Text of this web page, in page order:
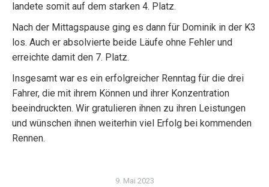
landete somit auf dem starken 4. Platz.
Nach der Mittagspause ging es dann für Dominik in der K3
los. Auch er absolvierte beide Läufe ohne Fehler und
erreichte damit den 7. Platz.
Insgesamt war es ein erfolgreicher Renntag für die drei
Fahrer, die mit ihrem Können und ihrer Konzentration
beeindruckten. Wir gratulieren ihnen zu ihren Leistungen
und wünschen ihnen weiterhin viel Erfolg bei kommenden
Rennen.
9. Mai 2023